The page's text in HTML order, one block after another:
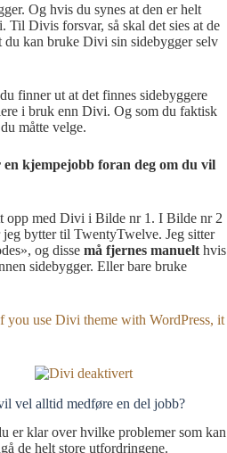
Og hvis du synes at den er helt
Til Divis forsvar, så skal det sies at de
du kan bruke Divi sin sidebygger selv
finner ut at det finnes sidebyggere
i bruk enn Divi. Og som du faktisk
måtte velge.
kjempejobb foran deg om du vil
opp med Divi i Bilde nr 1. I Bilde nr 2
jeg bytter til TwentyTwelve. Jeg sitter
og disse må fjernes manuelt hvis
sidebygger. Eller bare bruke
you use Divi theme with WordPress, it
vel alltid medføre en del jobb?
er klar over hvilke problemer som kan
de helt store utfordringene.